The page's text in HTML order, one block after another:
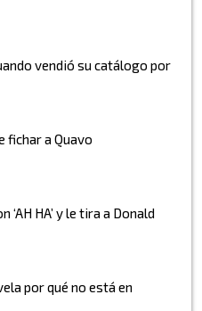
vendió su catálogo por
fichar a Quavo
‘AH HA’ y le tira a Donald
por qué no está en